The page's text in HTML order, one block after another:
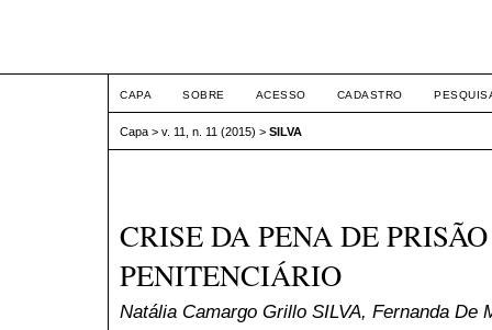
CAPA SOBRE ACESSO CADASTRO
Capa > v. 11, n. 11 (2015) > SILVA
CRISE DA PENA DE
PENITENCIÁRIO
Natália Camargo Grillo SILVA, Fernanda De